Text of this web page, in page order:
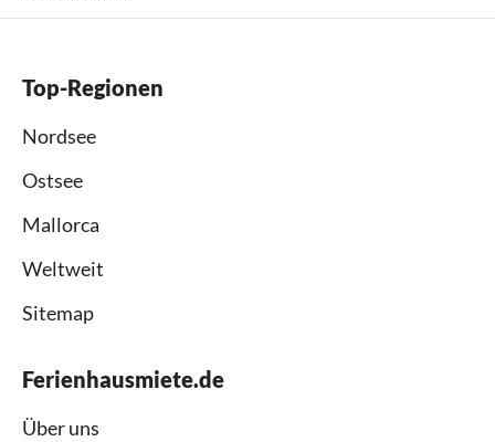
Top-Regionen
Nordsee
Ostsee
Mallorca
Weltweit
Sitemap
Ferienhausmiete.de
Über uns